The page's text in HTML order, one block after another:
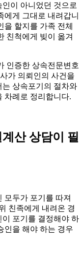
이 아니었던 것으로
에게 그대로 내려갑니
을 할지를 가족 전체
친척에게 빚이 옮겨
인증한 상속전문변호
가 의뢰인의 사건을
상속포기의 절차와
차례로 정리합니다.
산 상담이 필
모두가 포기를 따져
친족에게 내려온 경
포기를 결정해야 하
인을 해야 하는 경우